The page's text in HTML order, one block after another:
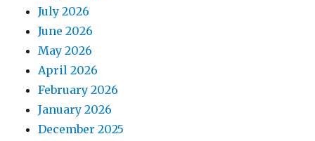
July 2026
June 2026
May 2026
April 2026
February 2026
January 2026
December 2025